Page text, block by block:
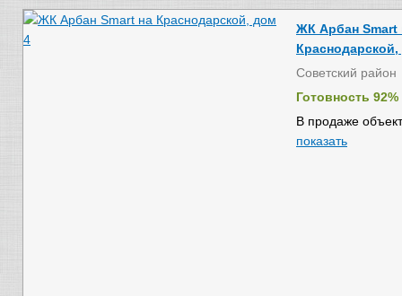
ЖК Арбан Smart
Советский район
Готовность 92%
В продаже
показать